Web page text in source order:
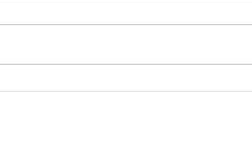
¡Acapulco y Guerrero se